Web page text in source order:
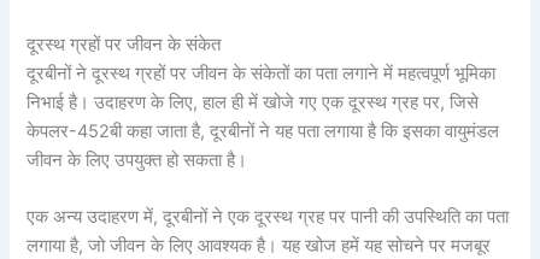
दूरस्थ ग्रहों पर जीवन के संकेत
दूरबीनों ने दूरस्थ ग्रहों पर जीवन के संकेतों का पता लगाने में महत्वपूर्ण भूमिका
निभाई है। उदाहरण के लिए, हाल ही में खोजे गए एक दूरस्थ ग्रह पर, जिसे
केपलर-452बी कहा जाता है, दूरबीनों ने यह पता लगाया है कि इसका वायुमंडल
जीवन के लिए उपयुक्त हो सकता है।
एक अन्य उदाहरण में, दूरबीनों ने एक दूरस्थ ग्रह पर पानी की उपस्थिति का पता
लगाया है, जो जीवन के लिए आवश्यक है। यह खोज हमें यह सोचने पर मजबूर